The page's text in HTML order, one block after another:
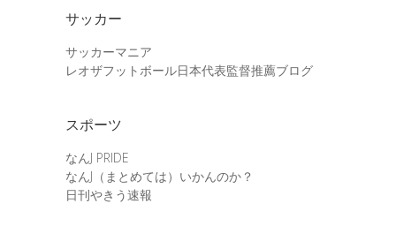
サッカー
サッカーマニア
レオザフットボール日本代表監督推薦ブログ
スポーツ
なんJ PRIDE
なんJ（まとめては）いかんのか？
日刊やきう速報